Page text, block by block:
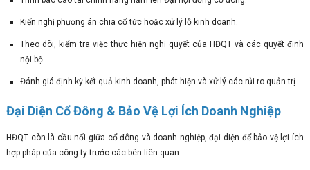
Kiến nghị phương án chia cổ tức hoặc xử lý lỗ kinh doanh.
Theo dõi, kiểm tra việc thực hiện nghị quyết của HĐQT và các quyết định
nội bộ.
Đánh giá định kỳ kết quả kinh doanh, phát hiện và xử lý các rủi ro quản trị.
Đại Diện Cổ Đông & Bảo Vệ Lợi Ích Doanh Nghiệp
HĐQT còn là cầu nối giữa cổ đông và doanh nghiệp, đại diện để bảo vệ lợi ích
hợp pháp của công ty trước các bên liên quan.